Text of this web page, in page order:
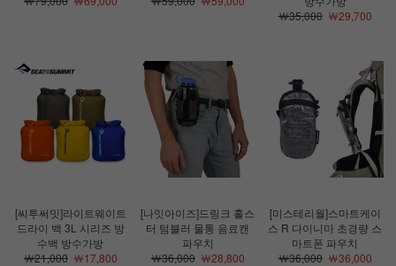
￦35,000￦29,700
[씨투써밋]라이트웨이트
드라이 백 3L 시리즈 방
수백 방수가방
￦21,000￦17,800
[나잇아이즈]드링크 홀스
터 텀블러 물통 음료캔
파우치
￦36,000￦28,800
[미스테리월]스마트케이
스 R 다이니마 초경량 스
마트폰 파우치
￦36,000￦36,000